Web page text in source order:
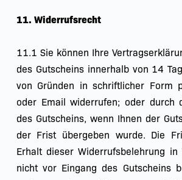
11. Widerrufsrecht
11.1 Sie können Ihre
des Gutscheins innerhalb von 14
von Gründen in schriftlicher Form
oder Email widerrufen; oder durch
des Gutscheins, wenn Ihnen der
der Frist übergeben wurde. Die
Erhalt dieser Widerrufsbelehrung in
nicht vor Eingang des Gutscheins